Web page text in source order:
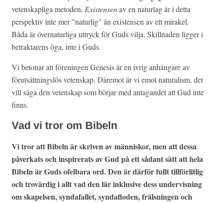
vetenskapliga metoden. Existensenav en naturlag är i detta
perspektiv inte mer "naturlig" än existensen av ett mirakel.
Båda är övernaturliga uttryck för Guds vilja. Skillnaden ligger i
betraktarens öga, inte i Guds.
Vi betonar att föreningen Genesis är en ivrig anhängare av
förutsättningslös vetenskap. Däremot är vi emot naturalism, det
vill säga den vetenskap som börjar med antagandet att Gud inte
finns.
Vad vi tror om Bibeln
Vi tror att Bibeln är skriven av människor, men att dessa
påverkats och inspirerats av Gud på ett sådant sätt att hela
Bibeln är Guds ofelbara ord. Den är därför fullt tillförlitlig
och trovärdig i allt vad den lär inklusive dess undervisning
om skapelsen, syndafallet, syndafloden, frälsningen och